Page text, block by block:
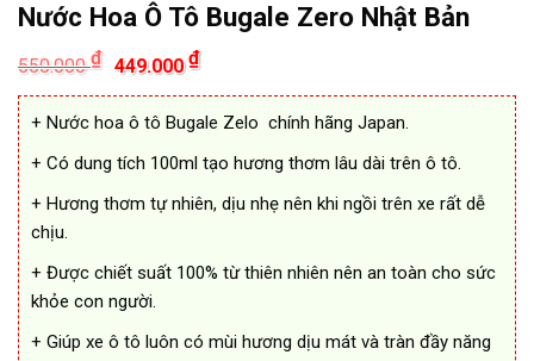
Nước Hoa Ô Tô Bugale Zero Nhật Bản
550.000₫
Giá
gốc
là:
550.000 ₫.
449.000₫Giá
hiện
tại
là:
449.000 ₫.
+ Nước hoa ô tô Bugale Zelo chính hãng Japan.
+ Có dung tích 100ml tạo hương thơm lâu dài trên ô tô.
+ Hương thơm tự nhiên, dịu nhẹ nên khi ngồi trên xe rất dễ
chịu.
+ Được chiết suất 100% từ thiên nhiên nên an toàn cho sức
khỏe con người.
+ Giúp xe ô tô luôn có mùi hương dịu mát và tràn đầy năng